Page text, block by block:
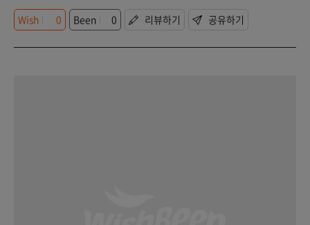
Wish
0 Been 0 리뷰하기 공유하기